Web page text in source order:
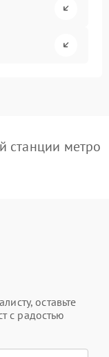
станции метро
оставьте
с радостью